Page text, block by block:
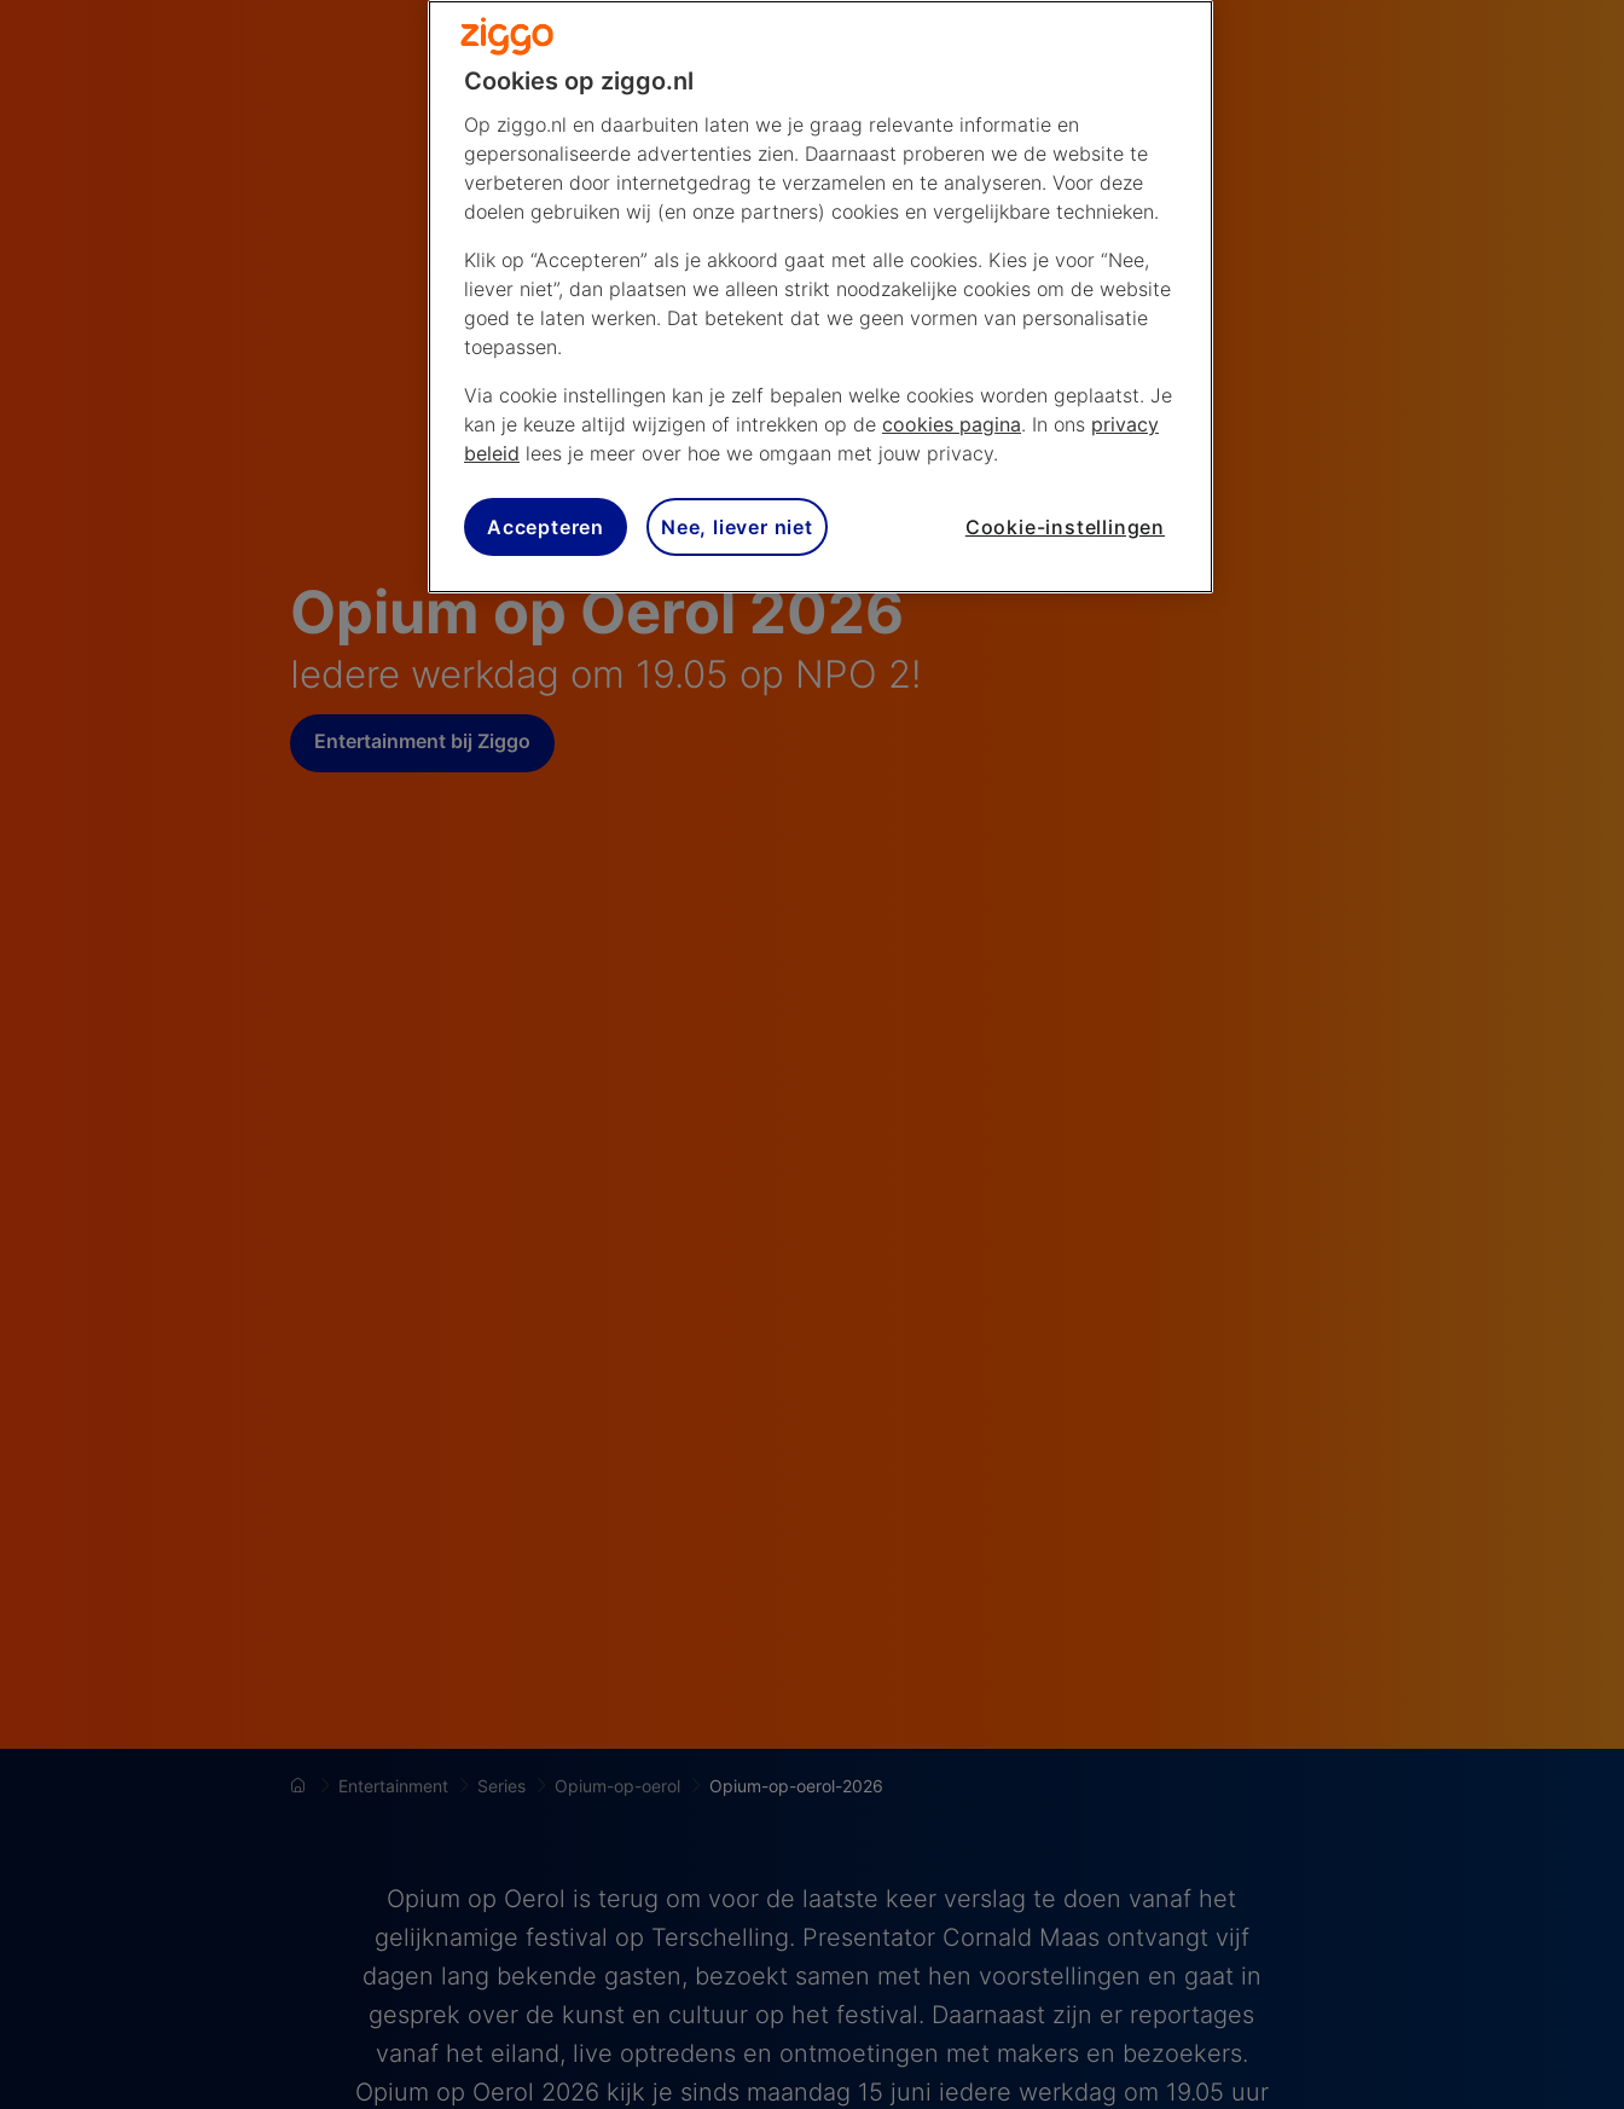
Opium op Oerol 2026
Iedere werkdag om 19.05 op NPO 2!
Entertainment bij Ziggo
Entertainment Series Opium-op-oerol Opium-op-oerol-2026
Opium op Oerol is terug om voor de laatste keer verslag te doen vanaf het
gelijknamige festival op Terschelling. Presentator Cornald Maas ontvangt vijf
dagen lang bekende gasten, bezoekt samen met hen voorstellingen en gaat in
gesprek over de kunst en cultuur op het festival. Daarnaast zijn er reportages
vanaf het eiland, live optredens en ontmoetingen met makers en bezoekers.
Opium op Oerol 2026 kijk je sinds maandag 15 juni iedere werkdag om 19.05 uur
Cookies op ziggo.nl
Op ziggo.nl en daarbuiten laten we je graag relevante informatie en
gepersonaliseerde advertenties zien. Daarnaast proberen we de website te
verbeteren door internetgedrag te verzamelen en te analyseren. Voor deze
doelen gebruiken wij (en onze partners) cookies en vergelijkbare technieken.
Klik op “Accepteren” als je akkoord gaat met alle cookies. Kies je voor “Nee,
liever niet”, dan plaatsen we alleen strikt noodzakelijke cookies om de website
goed te laten werken. Dat betekent dat we geen vormen van personalisatie
toepassen.
Via cookie instellingen kan je zelf bepalen welke cookies worden geplaatst. Je
kan je keuze altijd wijzigen of intrekken op de cookies pagina. In ons privacy
beleid lees je meer over hoe we omgaan met jouw privacy.
Accepteren Nee, liever niet Cookie-instellingen